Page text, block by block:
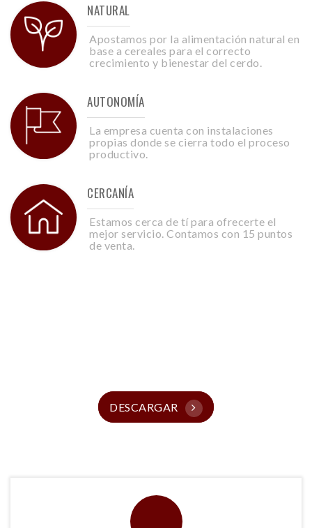
NATURAL
Apostamos por la alimentación natural en
base a cereales para el correcto
crecimiento y bienestar del cerdo.
AUTONOMÍA
La empresa cuenta con instalaciones
propias donde se cierra todo el proceso
productivo.
CERCANÍA
Estamos cerca de tí para ofrecerte el
mejor servicio. Contamos con 15 puntos
de venta.
DESCARGAR